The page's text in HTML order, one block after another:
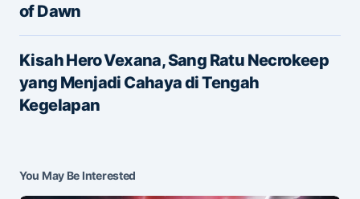
E-mail
Save my name and e-mail in this browser for the
next time I comment.
of Dawn
Kisah Hero Vexana, Sang Ratu Necrokeep
yang Menjadi Cahaya di Tengah
Kegelapan
You May Be Interested